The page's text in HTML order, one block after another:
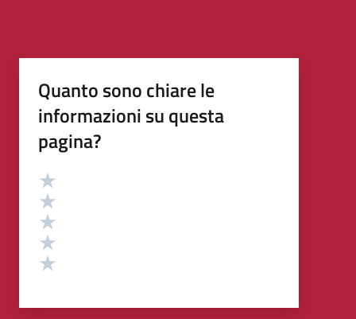
Quanto sono chiare le
informazioni su questa
pagina?
Valutazione